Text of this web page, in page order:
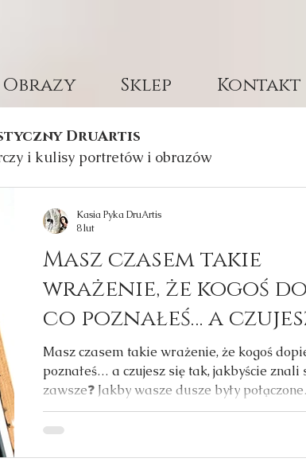
Obrazy Sklep Kontakt
Masz czasem takie
wrażenie, że kogoś
co poznałeś… a
tak, jakbyście znali
zawsze❓️
Masz czasem takie wrażenie, że kogoś
poznałeś… a czujesz się tak, jakbyście znali
zawsze❓️ Jakby wasze dusze były połączone
niewidzialną nicią. Jakbyście nadawali na
falach. I nie mówię tylko o relacjach
Kasia Pyka DruArtis
8 lut
DruArtis
i kulisy portretów i obrazów